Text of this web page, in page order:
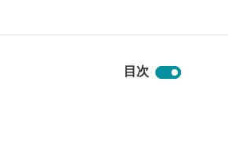
目次